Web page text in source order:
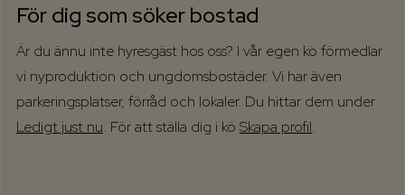
För dig som söker bostad
Är du ännu inte hyresgäst hos oss? I vår egen kö förmedlar
vi nyproduktion och ungdomsbostäder. Vi har även
parkeringsplatser, förråd och lokaler. Du hittar dem under
Ledigt just nu. För att ställa dig i kö Skapa profil.